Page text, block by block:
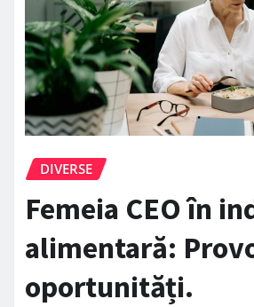
DIVERSE
Femeia CEO în
alimentară:
oportunități.